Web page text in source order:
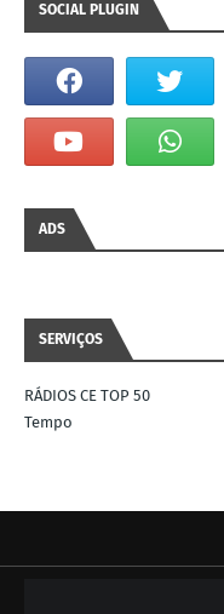
SOCIAL PLUGIN
ADS
SERVIÇOS
RÁDIOS CE TOP 50
Tempo